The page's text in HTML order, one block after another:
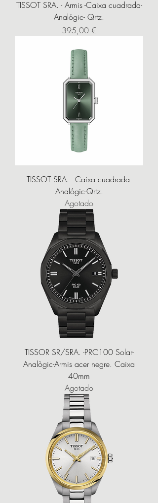
TISSOT SRA. - Armis -Caixa cuadrada-
Analógic- Qrtz.
Precio
395,00 €
TISSOT SRA. - Caixa cuadrada-
Analógic-Qrtz.
Agotado
TISSOR SR/SRA. -PRC100 Solar-
Analògic-Armis acer negre. Caixa
40mm
Agotado